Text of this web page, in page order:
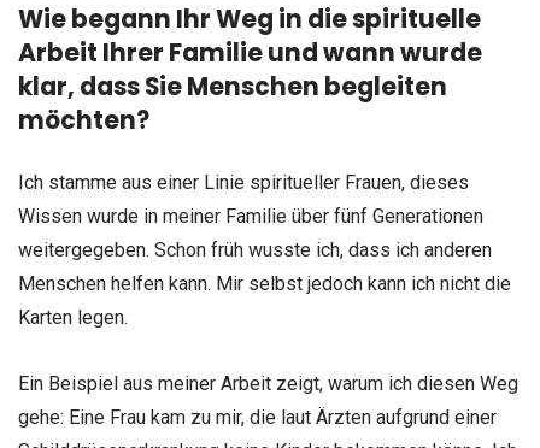
Wie begann Ihr Weg in die spirituelle
Arbeit Ihrer Familie und wann wurde
klar, dass Sie Menschen begleiten
möchten?
Ich stamme aus einer Linie spiritueller Frauen, dieses
Wissen wurde in meiner Familie über fünf Generationen
weitergegeben. Schon früh wusste ich, dass ich anderen
Menschen helfen kann. Mir selbst jedoch kann ich nicht die
Karten legen.
Ein Beispiel aus meiner Arbeit zeigt, warum ich diesen Weg
gehe: Eine Frau kam zu mir, die laut Ärzten aufgrund einer